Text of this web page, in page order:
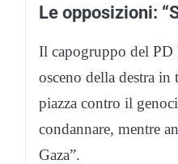
Le opposizioni:
Il capogruppo del PD
osceno della destra
piazza contro il
condannare, mentre
Gaza”.